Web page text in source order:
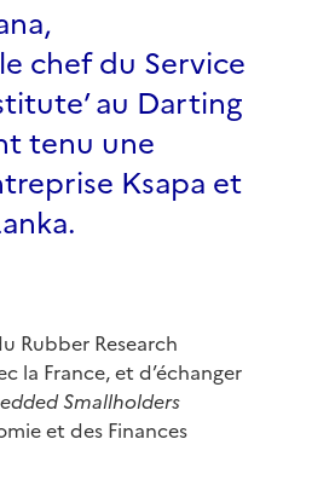
chef du Service
au Darting
tenu une
Ksapa et
Rubber Research
la France, et d’échanger
Smallholders
et des Finances